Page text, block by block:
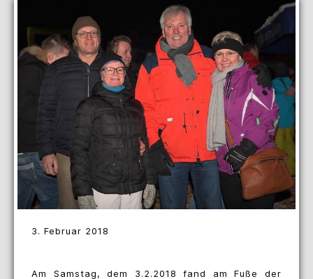
3. Februar 2018
Am Samstag, dem 3.2.2018 fand am Fuße der